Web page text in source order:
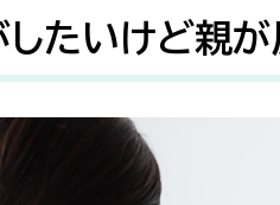
したいけど親